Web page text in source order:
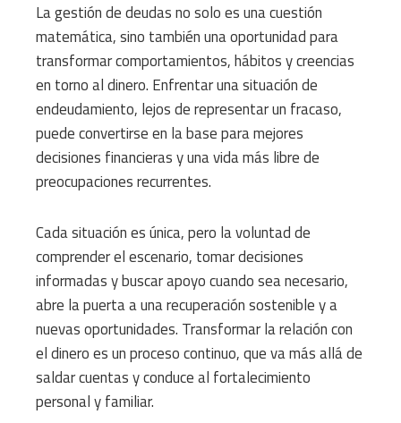
La gestión de deudas no solo es una cuestión
matemática, sino también una oportunidad para
transformar comportamientos, hábitos y creencias
en torno al dinero. Enfrentar una situación de
endeudamiento, lejos de representar un fracaso,
puede convertirse en la base para mejores
decisiones financieras y una vida más libre de
preocupaciones recurrentes.
Cada situación es única, pero la voluntad de
comprender el escenario, tomar decisiones
informadas y buscar apoyo cuando sea necesario,
abre la puerta a una recuperación sostenible y a
nuevas oportunidades. Transformar la relación con
el dinero es un proceso continuo, que va más allá de
saldar cuentas y conduce al fortalecimiento
personal y familiar.